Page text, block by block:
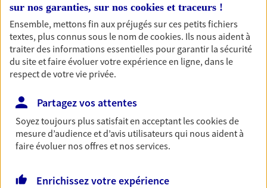
OBTENIR UN TARIF EN LIGNE
Garantie Accidents de la Vie
Bricoleuse, féru de jardinage, pâtissier en herbe
accident du quotidien. Avec Ma Protection
Accident, protégez votre qualité de vie et vos
revenus.
Découvrir l'offre Garantie Accidents de la Vie
OBTENIR UN TARIF EN LIGNE
sur nos garanties, sur nos cookies et traceurs !
Ensemble, mettons fin aux préjugés sur ces petits fichiers
textes, plus connus sous le nom decookies. Ils nous aident à
traiter des informations essentielles pour garantir la sécurité
du site et faire évoluer votre expérience en ligne, dans le
respect de votre vie privée.
Partagez vos attentes
Soyez toujours plus satisfait en acceptant lescookiesde
mesure d’audience et d’avis utilisateurs qui nous aident à
faire évoluer nos offres et nos services.
Enrichissez votre expérience